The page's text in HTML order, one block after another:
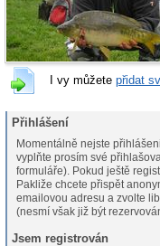
I vy můžete přidat
Přihlášení
Momentálně nejste
vyplňte prosím své
formuláře). Pokud
Pakliže chcete přispět
emailovou adresu a zvolte
(nesmí však již být
Jsem registrován